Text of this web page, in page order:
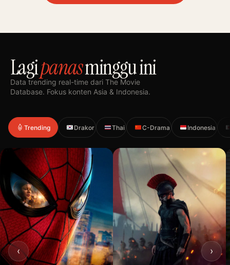
Lagipanasminggu ini
Data trending real-time dari The Movie
Database. Fokus konten Asia & Indonesia.
Trending Drakor Thai C-Drama Indonesia
‹ ›